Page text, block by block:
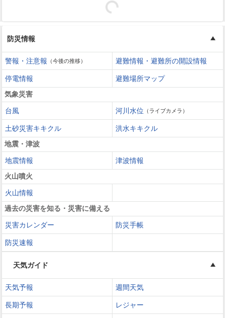
防災情報
警報・注意報 （今後の推移） 避難情報・避難所の開設情報
停電情報
避難場所マップ
気象災害
台風 河川水位 （ライブカメラ）
土砂災害キキクル
洪水キキクル
地震・津波
地震情報
津波情報
火山噴火
火山情報
過去の災害を知る・災害に備える
災害カレンダー 防災手帳
防災速報
天気ガイド
天気予報 週間天気
長期予報 レジャー